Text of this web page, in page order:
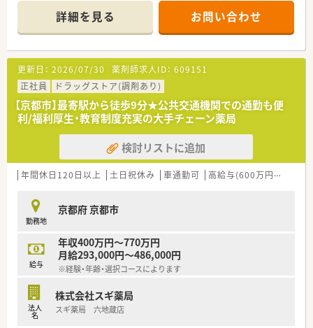
■研修制度は様々なプランがあり、集合研修だけでなく任意で受
講可能な研修も幅広く用意されています
■店舗で活躍する従業員、社外で活躍する従業員、将来経営幹部
となる従業員など、薬剤師として様々な活躍ができるフィールド
を用意されています
■総合薬剤師・調剤薬剤師（土日休み・19時までの勤務）どちらか
の働き方を選択できます
■調剤併設型だけでなく「医療モール・クリニック併設店舗」「敷
地内薬局」「訪問調剤特化型店舗」など様々な店舗を運営してい
ます
■在宅医療にも積極的取り組んでおり「訪問調剤特化型店舗」を
50店舗以上、無菌調剤室は業界最多の51店舗設置しています
■「プラチナくるみん認定企業」「健康経営優良法人2023（大規模
法人部門）認定」等を取得し一人ひとりが働きやすい環境が整備
があるのも特徴です
詳細を見る お問い合わせ
更新日： 2026/07/30 薬剤師求人ID： 609151
正社員
ドラッグストア(調剤あり)
【京都市】最寄駅から徒歩9分★公共交通機関での通勤も便
利/福利厚生・教育制度充実の大手チェーン薬局
検討リストに追加
年間休日120日以上 土日祝休み 車通勤可 高給与(600万円以上)
勤務地
京都府 京都市
給与
年収400万円～770万円
月給293,000円～486,000円
※経験・年齢・選択コースによります
法人
名
株式会社スギ薬局
スギ薬局 六地蔵店